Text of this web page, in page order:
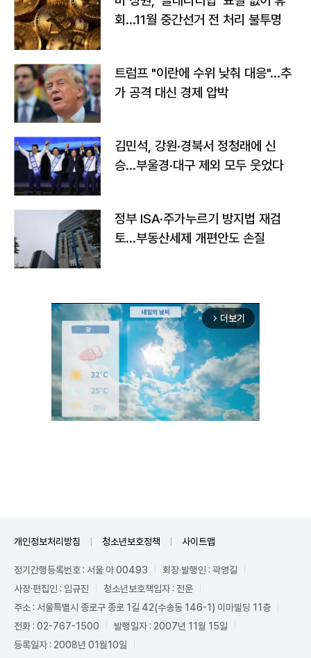
회…11월 중간선거 전 처리 불투명
트럼프 "이란에 수위 낮춰 대응"…추
가 공격 대신 경제 압박
김민석, 강원·경북서 정청래에 신
승…부울경·대구 제외 모두 웃었다
정부 ISA·주가누르기 방지법 재검
토…부동산세제 개편안도 손질
arrow_forward_ios 더보기
개인정보처리방침 청소년보호정책 사이트맵
정기간행등록번호 : 서울 아 00493
회장·발행인 : 곽영길
사장·편집인 : 임규진
청소년보호책임자 : 전운
주소 : 서울특별시 종로구 종로 1길 42(수송동 146-1) 이마빌딩 11층
전화 : 02-767-1500
발행일자 : 2007년 11월 15일
등록일자 : 2008년 01월10일